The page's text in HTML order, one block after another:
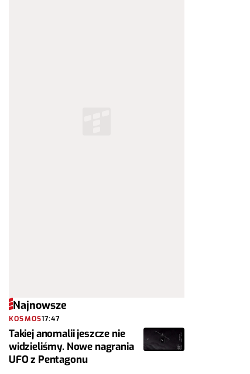
Najnowsze
KOSMOS17:47
Takiej anomalii jeszcze nie
widzieliśmy. Nowe nagrania
UFO z Pentagonu